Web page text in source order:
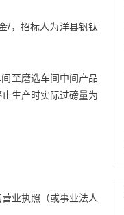
/，招标人为洋县钒钛
至磨选车间中间产品
生产时实际过磅量为
业执照（或事业法人